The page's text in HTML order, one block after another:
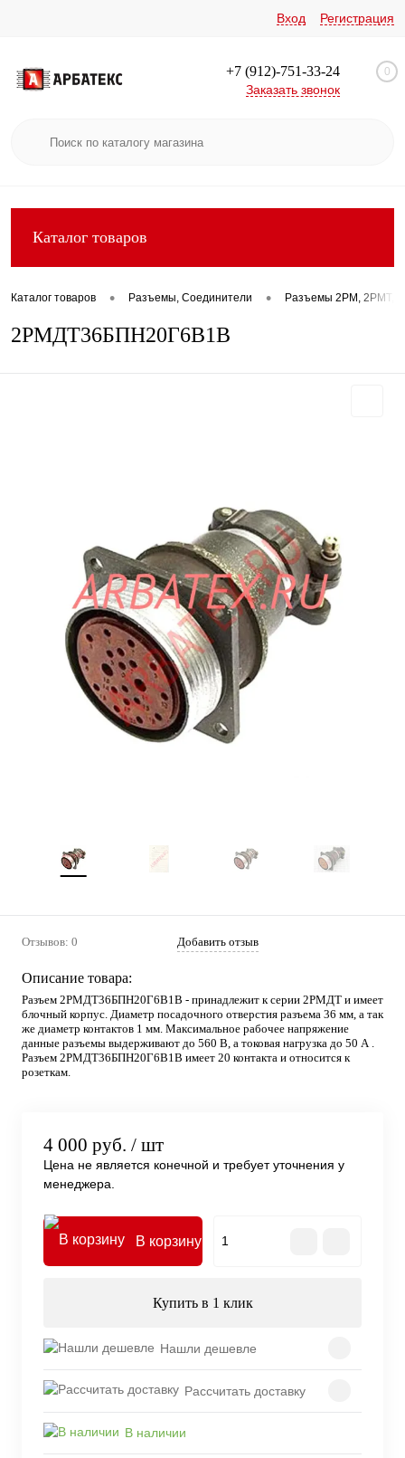
Вход Регистрация
+7 (912)-751-33-24
Заказать звонок
0
Каталог товаров
Каталог товаров • Разъемы, Соединители • Разъемы 2РМ, 2РМТ,
2РМДТ36БПН20Г6В1В
Отзывов: 0 Добавить отзыв
Описание товара:
Разъем 2РМДТ36БПН20Г6В1В - принадлежит к серии 2РМДТ и имеет
блочный корпус. Диаметр посадочного отверстия разъема 36 мм, а так
же диаметр контактов 1 мм. Максимальное рабочее напряжение
данные разъемы выдерживают до 560 В, а токовая нагрузка до 50 А .
Разъем 2РМДТ36БПН20Г6В1В имеет 20 контакта и относится к
розеткам.
4 000 руб. / шт
Цена не является конечной и требует уточнения у
менеджера.
В корзину
Купить в 1 клик
Нашли дешевле
Рассчитать доставку
В наличии